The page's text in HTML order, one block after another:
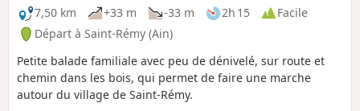
7,50 km
+33 m -33 m 2h 15
Facile
Départ à Saint-Rémy (Ain)
Petite balade familiale avec peu de dénivelé, sur route et
chemin dans les bois, qui permet de faire une marche
autour du village de Saint-Rémy.